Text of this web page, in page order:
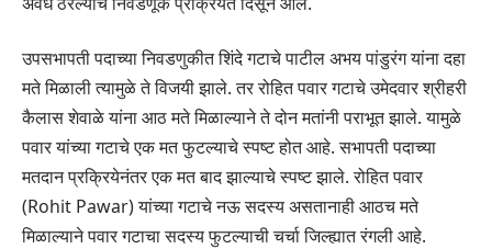
उपसभापती पदाच्या निवडणुकीत शिंदे गटाचे पाटील अभय पांडुरंग यांना दहा
मते मिळाली त्यामुळे ते विजयी झाले. तर रोहित पवार गटाचे उमेदवार श्रीहरी
कैलास शेवाळे यांना आठ मते मिळाल्याने ते दोन मतांनी पराभूत झाले. यामुळे
पवार यांच्या गटाचे एक मत फुटल्याचे स्पष्ट होत आहे. सभापती पदाच्या
मतदान प्रक्रियेनंतर एक मत बाद झाल्याचे स्पष्ट झाले. रोहित पवार
(Rohit Pawar) यांच्या गटाचे नऊ सदस्य असतानाही आठच मते
मिळाल्याने पवार गटाचा सदस्य फुटल्याची चर्चा जिल्ह्यात रंगली आहे.